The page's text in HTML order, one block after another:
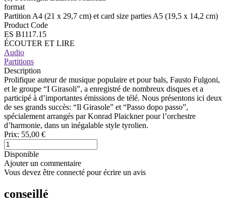
format
Partition A4 (21 x 29,7 cm) et card size parties A5 (19,5 x 14,2 cm)
Product Code
ES B1117.15
ÉCOUTER ET LIRE
Audio
Partitions
Description
Prolifique auteur de musique populaire et pour bals, Fausto Fulgoni,
et le groupe “I Girasoli”, a enregistré de nombreux disques et a
participé à d’importantes émissions de télé. Nous présentons ici deux
de ses grands succès: “Il Girasole” et “Passo dopo passo”,
spécialement arrangés par Konrad Plaickner pour l’orchestre
d’harmonie, dans un inégalable style tyrolien.
Prix: 55,00 €
Disponible
Ajouter un commentaire
Vous devez être connecté pour écrire un avis
conseillé